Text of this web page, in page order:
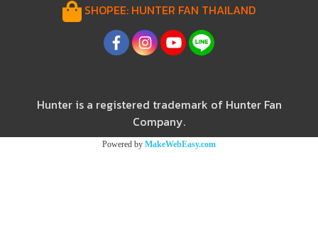
SHOPEE: HUNTER FAN THAILAND
Hunter is a registered trademark of Hunter Fan
Company.
Powered by MakeWebEasy.com